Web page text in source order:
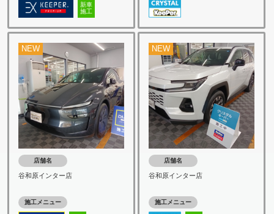
新車
施工
NEW
店舗名
谷和原インター店
施工メニュー
NEW
店舗名
谷和原インター店
施工メニュー